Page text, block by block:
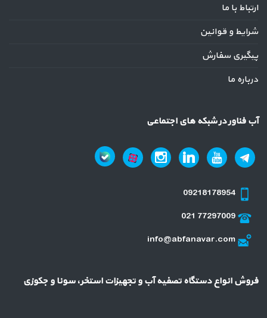
ارتباط با ما
شرایط و قوانین
پیگیری سفارش
درباره ما
آب فناور در شبکه های اجتماعی
09218178954
021 77297009
info@abfanavar.com
فروش انواع دستگاه تصفیه آب و تجهیزات استخر، سونا و جکوزی